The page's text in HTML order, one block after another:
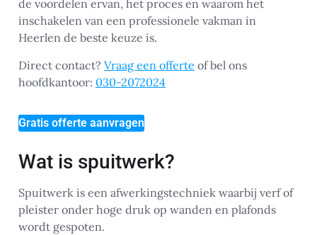
de voordelen ervan, het proces en waarom het
inschakelen van een professionele vakman in
Heerlen de beste keuze is.
Direct contact? Vraag een offerte of bel ons
hoofdkantoor: 030-2072024
Gratis offerte aanvragen
Wat is spuitwerk?
Spuitwerk is een afwerkingstechniek waarbij verf of
pleister onder hoge druk op wanden en plafonds
wordt gespoten.